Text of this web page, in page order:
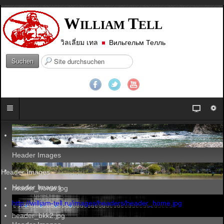
WILLIAM TELL
วิลเลี่ยม เทล Вильгельм Телль
Suchen
S
e
.
.
.
Header Images
Header Images
Header Images
header_home.jpg
http://william-tell.ru/images/headers/header_home.jpg
header_bkk2.jpg